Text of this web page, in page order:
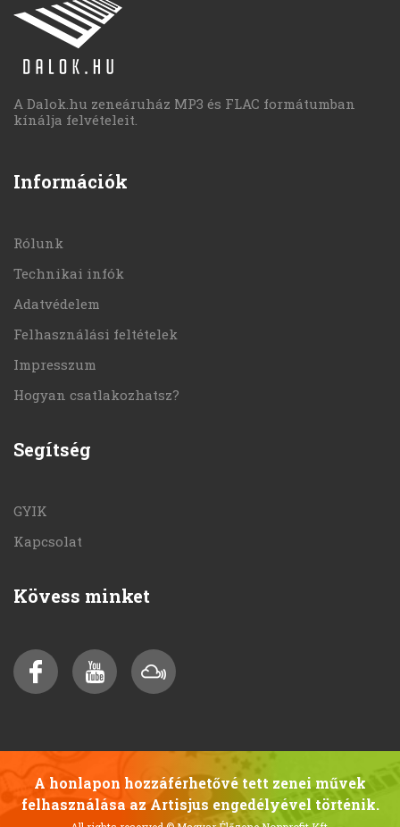
A Dalok.hu zeneáruház MP3 és FLAC formátumban
kínálja felvételeit.
Információk
Rólunk
Technikai infók
Adatvédelem
Felhasználási feltételek
Impresszum
Hogyan csatlakozhatsz?
Segítség
GYIK
Kapcsolat
Kövess minket
A honlapon hozzáférhetővé tett zenei művek
felhasználása az Artisjus engedélyével történik.